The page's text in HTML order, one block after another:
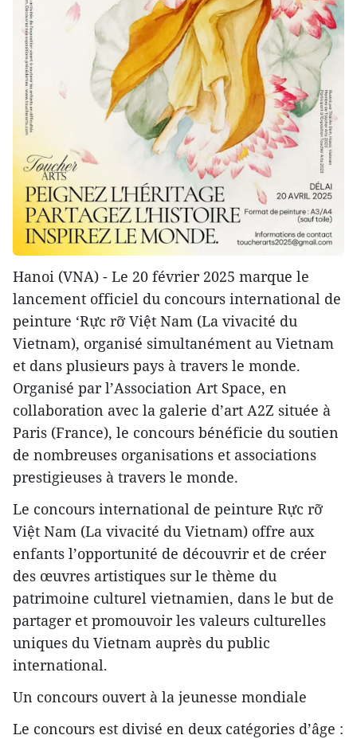
Hanoi (VNA) - Le 20 février 2025 marque le
lancement officiel du concours international de
peinture ‘Rực rỡ Việt Nam (La vivacité du
Vietnam), organisé simultanément au Vietnam
et dans plusieurs pays à travers le monde.
Organisé par l’Association Art Space, en
collaboration avec la galerie d’art A2Z située à
Paris (France), le concours bénéficie du soutien
de nombreuses organisations et associations
prestigieuses à travers le monde.
Le concours international de peinture Rực rỡ
Việt Nam (La vivacité du Vietnam) offre aux
enfants l’opportunité de découvrir et de créer
des œuvres artistiques sur le thème du
patrimoine culturel vietnamien, dans le but de
partager et promouvoir les valeurs culturelles
uniques du Vietnam auprès du public
international.
Un concours ouvert à la jeunesse mondiale
Le concours est divisé en deux catégories d’âge :